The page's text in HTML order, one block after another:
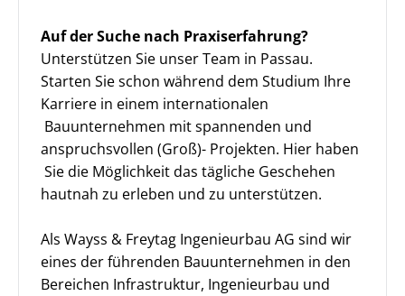
Auf der Suche nach Praxiserfahrung?
Unterstützen Sie unser Team in Passau.
Starten Sie schon während dem Studium Ihre
Karriere in einem internationalen
Bauunternehmen mit spannenden und
anspruchsvollen (Groß)- Projekten. Hier haben
Sie die Möglichkeit das tägliche Geschehen
hautnah zu erleben und zu unterstützen.
Als Wayss & Freytag Ingenieurbau AG sind wir
eines der führenden Bauunternehmen in den
Bereichen Infrastruktur, Ingenieurbau und